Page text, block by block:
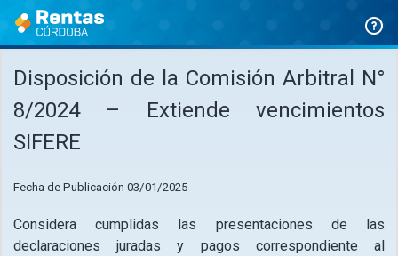
contenido
Disposición de la Comisión Arbitral N°
8/2024 – Extiende vencimientos
SIFERE
Fecha de Publicación03/01/2025
Considera cumplidas las presentaciones de las
declaraciones juradas y pagos correspondiente al